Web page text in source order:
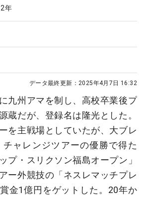
年
データ最終更新： 2025年4月7日 16:32
九州アマを制し、高校卒業後プ
蔵だが、登録名は隆光とした。
を主戦場としていたが、大ブレ
チャレンジツアーの優勝で得た
プ・スリクソン福島オープン」
ー外競技の「ネスレマッチプレ
金1億円をゲットした。20年か